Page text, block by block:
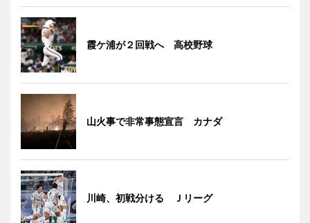
霞ケ浦が２回戦へ 高校野球
山火事で非常事態宣言 カナダ
川崎、初戦分ける Ｊリーグ